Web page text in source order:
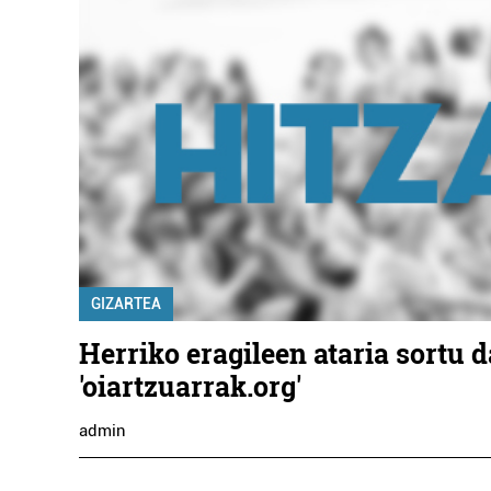
GIZARTEA
Herriko eragileen ataria sortu
'oiartzuarrak.org'
admin